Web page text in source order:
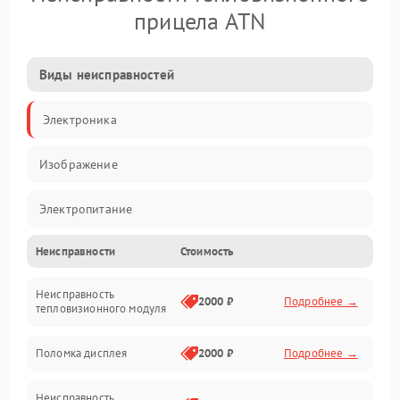
прицела ATN
Виды неисправностей
Электроника
Изображение
Электропитание
Измерения
Матрица
Неисправности Стоимость
Неисправность
тепловизионного модуля
2000 ₽ Подробнее →
Поломка дисплея 2000 ₽ Подробнее →